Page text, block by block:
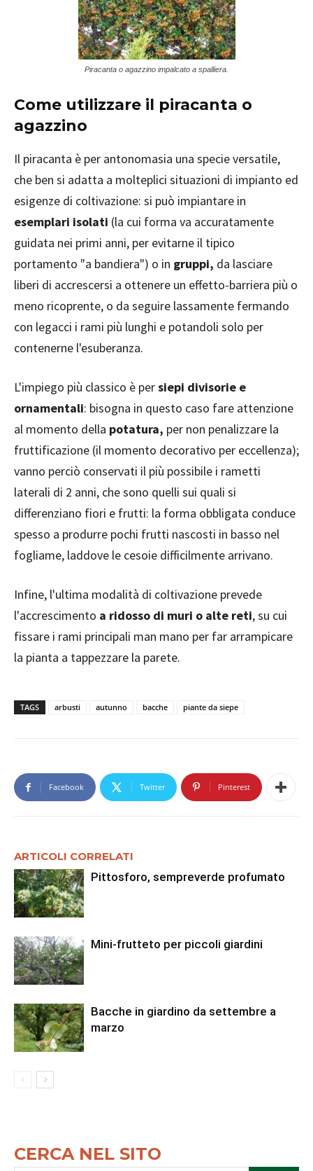
Piracanta o agazzino impalcato a spalliera.
Come utilizzare il piracanta o
agazzino
Il piracanta è per antonomasia una specie versatile,
che ben si adatta a molteplici situazioni di impianto ed
esigenze di coltivazione: si può impiantare in
esemplari isolati (la cui forma va accuratamente
guidata nei primi anni, per evitarne il tipico
portamento "a bandiera") o in gruppi, da lasciare
liberi di accrescersi a ottenere un effetto-barriera più o
meno ricoprente, o da seguire lassamente fermando
con legacci i rami più lunghi e potandoli solo per
contenerne l'esuberanza.
L'impiego più classico è persiepi divisorie e
ornamentali: bisogna in questo caso fare attenzione
al momento della potatura, per non penalizzare la
fruttificazione (il momento decorativo per eccellenza);
vanno perciò conservati il più possibile i rametti
laterali di 2 anni, che sono quelli sui quali si
differenziano fiori e frutti: la forma obbligata conduce
spesso a produrre pochi frutti nascosti in basso nel
fogliame, laddove le cesoie difficilmente arrivano.
Infine, l'ultima modalità di coltivazione prevede
l'accrescimento a ridosso di muri o alte reti, su cui
fissare i rami principali man mano per far arrampicare
la pianta a tappezzare la parete.
TAGS arbusti autunno bacche piante da siepe
Facebook Twitter Pinterest
ARTICOLI CORRELATI
Pittosforo, sempreverde profumato
Mini-frutteto per piccoli giardini
Bacche in giardino da settembre a
marzo
CERCA NEL SITO